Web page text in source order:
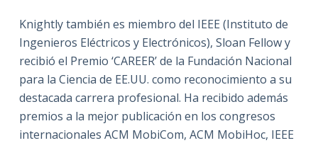
Knightly también es miembro del IEEE (Instituto de
Ingenieros Eléctricos y Electrónicos), Sloan Fellow y
recibió el Premio ‘CAREER’ de la Fundación Nacional
para la Ciencia de EE.UU. como reconocimiento a su
destacada carrera profesional. Ha recibido además
premios a la mejor publicación en los congresos
internacionales ACM MobiCom, ACM MobiHoc, IEEE